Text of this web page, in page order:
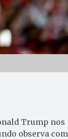
Trump nos
observa com